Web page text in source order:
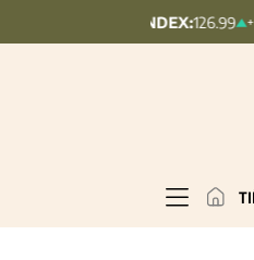
126.99 + 0.29